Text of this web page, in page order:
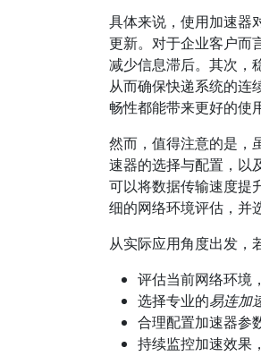
具体来说，使用加速器
更新。对于企业客户而
减少信息滞后。其次，
从而确保快递系统的连
畅性都能带来更好的使
然而，值得注意的是，
速器的选择与配置，以
可以将数据传输速度提
细的网络环境评估，并
从实际应用角度出发，
评估当前网络环境
选择专业的易连加
合理配置加速器参
持续监控加速效果